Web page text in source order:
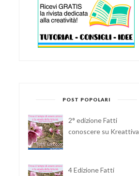
POST POPOLARI
2° edizione Fatti
conoscere su Kreattiva
4 Edizione Fatti